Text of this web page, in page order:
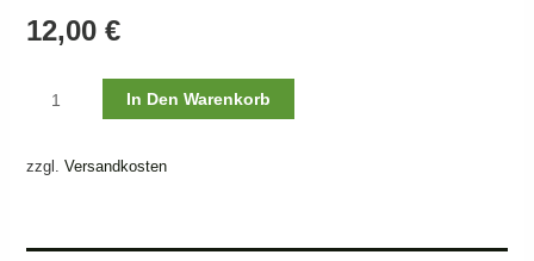
12,00 €
Osterdekoration
dekoriert
Menge
In Den Warenkorb
zzgl. Versandkosten